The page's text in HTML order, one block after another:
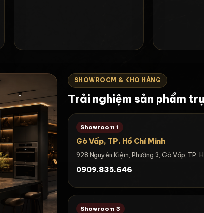
SHOWROOM & KHO HÀNG
Trải nghiệm sản phẩm
Showroom 1
Gò Vấp, TP. Hồ Chí Minh
928 Nguyễn Kiệm, Phường 3, Gò Vấp, TP.
0909.835.646
Showroom 3